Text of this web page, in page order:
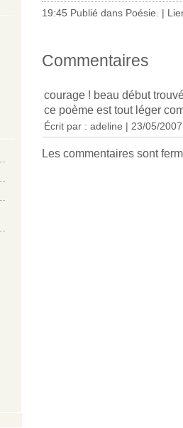
19:45 Publié dans Poésie. |
Commentaires
courage ! beau début
ce poème est tout léger
Écrit par : adeline | 23/05/2007
Les commentaires sont